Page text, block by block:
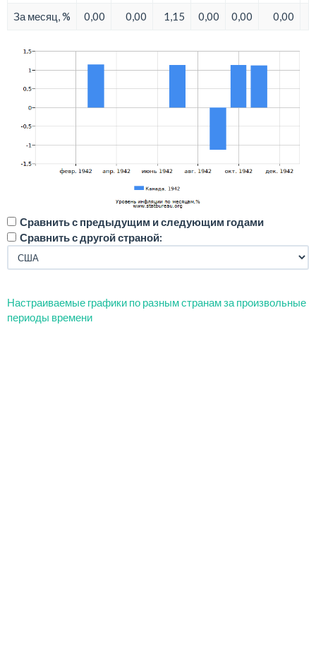
За месяц, % 0,00 0,00 1,15 0,00 0,00 0,00
Сравнить с предыдущим и следующим годами
Сравнить с другой страной:
Настраиваемые графики по разным странам за произвольные
периоды времени